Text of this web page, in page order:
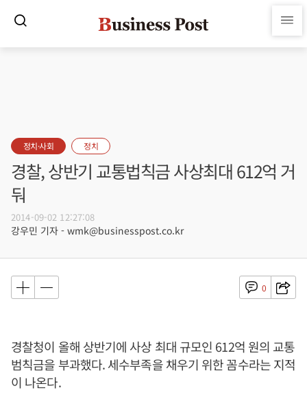
정치·사회 정치
경찰, 상반기 교통법칙금 사상최대 612억 거
둬
2014-09-02 12:27:08
강우민 기자 - wmk@businesspost.co.kr
0
경찰청이 올해 상반기에 사상 최대 규모인 612억 원의 교통
범칙금을 부과했다. 세수부족을 채우기 위한 꼼수라는 지적
이 나온다.